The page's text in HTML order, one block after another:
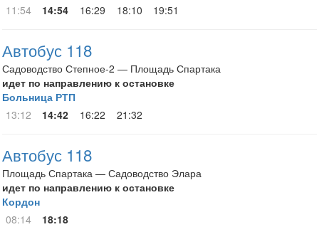
11:54
14:54 16:29 18:10 19:51
Автобус 118
Садоводство Степное-2 — Площадь Спартака
идет по направлению к остановке
Больница РТП
13:12
14:42 16:22 21:32
Автобус 118
Площадь Спартака — Садоводство Элара
идет по направлению к остановке
Кордон
08:14
18:18